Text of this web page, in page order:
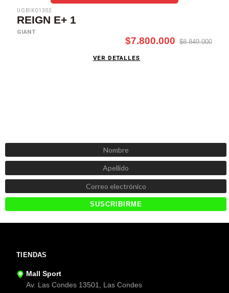
UGBIK01302
REIGN E+ 1
GIANT
$7.800.000 $8.849.000
VER DETALLES
TIENDAS
Mall Sport
Av. Las Condes 13501, Las Condes